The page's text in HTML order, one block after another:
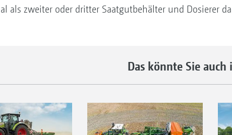
als zweiter oder dritter Saatgutbehälter und Dosierer
Das könnte Sie auch